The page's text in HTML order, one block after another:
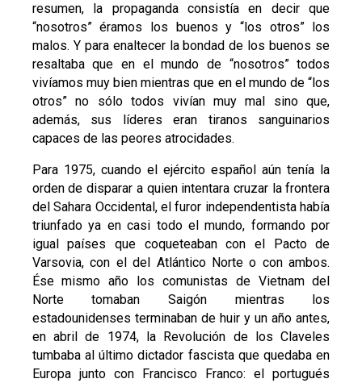
resumen, la propaganda consistía en decir que
“nosotros” éramos los buenos y “los otros” los
malos. Y para enaltecer la bondad de los buenos se
resaltaba que en el mundo de “nosotros” todos
vivíamos muy bien mientras que en el mundo de “los
otros” no sólo todos vivían muy mal sino que,
además, sus líderes eran tiranos sanguinarios
capaces de las peores atrocidades.
Para 1975, cuando el ejército español aún tenía la
orden de disparar a quien intentara cruzar la frontera
del Sahara Occidental, el furor independentista había
triunfado ya en casi todo el mundo, formando por
igual países que coqueteaban con el Pacto de
Varsovia, con el del Atlántico Norte o con ambos.
Ése mismo año los comunistas de Vietnam del
Norte tomaban Saigón mientras los
estadounidenses terminaban de huir y un año antes,
en abril de 1974, la Revolución de los Claveles
tumbaba al último dictador fascista que quedaba en
Europa junto con Francisco Franco: el portugués